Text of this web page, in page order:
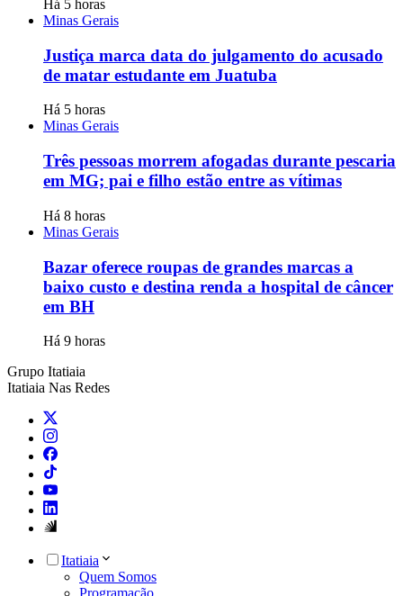
Há 5 horas
Minas Gerais
Justiça marca data do julgamento do acusado
de matar estudante em Juatuba
Há 5 horas
Minas Gerais
Três pessoas morrem afogadas durante pescaria
em MG; pai e filho estão entre as vítimas
Há 8 horas
Minas Gerais
Bazar oferece roupas de grandes marcas a
baixo custo e destina renda a hospital de câncer
em BH
Há 9 horas
Grupo Itatiaia
Itatiaia Nas Redes
Itatiaia
Quem Somos